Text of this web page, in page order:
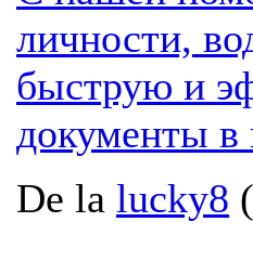
личности,
быструю и
документы в
De la lucky8